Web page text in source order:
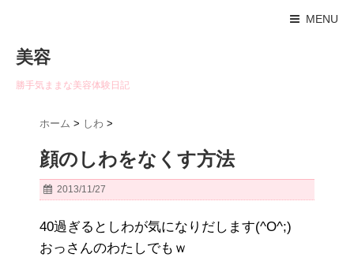
MENU
美容
勝手気ままな美容体験日記
ホーム > しわ >
顔のしわをなくす方法
2013/11/27
40過ぎるとしわが気になりだします(^O^;)
おっさんのわたしでもｗ